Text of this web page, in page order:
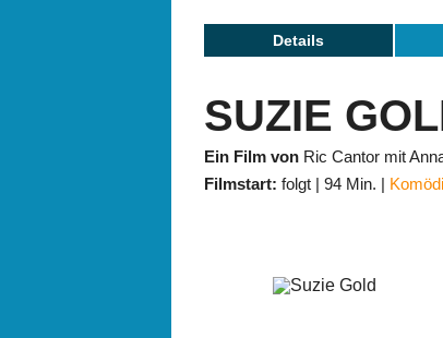
Details
SUZIE
Ein Film von Ric Cantor mit
Filmstart: folgt 94 Min.